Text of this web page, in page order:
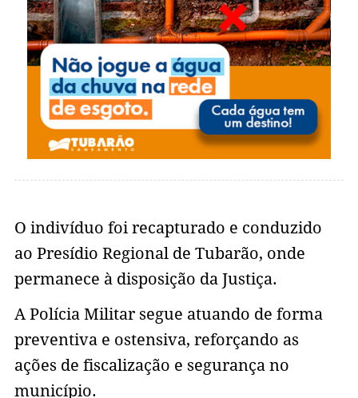
O indivíduo foi recapturado e conduzido
ao Presídio Regional de Tubarão, onde
permanece à disposição da Justiça.
A Polícia Militar segue atuando de forma
preventiva e ostensiva, reforçando as
ações de fiscalização e segurança no
município.